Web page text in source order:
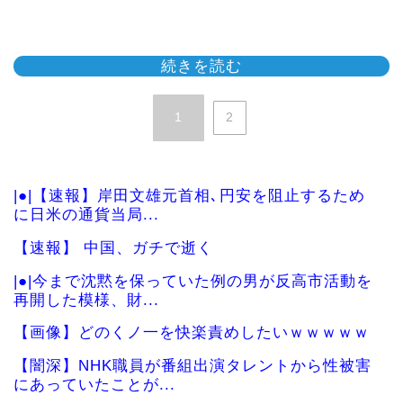
続きを読む
1 2
|●|【速報】岸田文雄元首相､円安を阻止するため
に日米の通貨当局...
【速報】 中国、ガチで逝く
|●|今まで沈黙を保っていた例の男が反高市活動を
再開した模様、財...
【画像】どのくノ一を快楽責めしたいｗｗｗｗｗ
【闇深】NHK職員が番組出演タレントから性被害
にあっていたことが...